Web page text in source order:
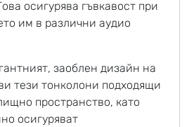
осигурява гъвкавост при
им в различни аудио
заоблен дизайн на
тези тонколони подходящи
пространство, като
осигуряват